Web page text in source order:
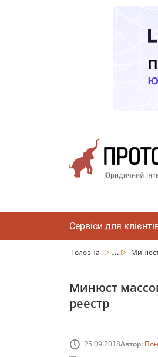
Сервіси для
Головна ...
Минюст
реестр
25.09.2018Автор: